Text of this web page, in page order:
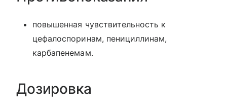
повышенная чувствительность к
цефалоспоринам, пенициллинам,
карбапенемам.
Дозировка